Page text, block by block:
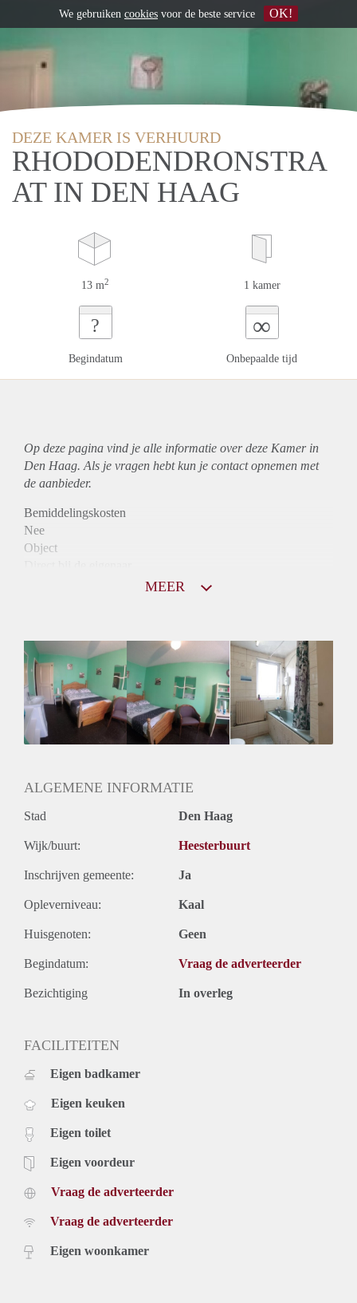
DEZE KAMER IS VERHUURD
RHODODENDRONSTRA
AT IN DEN HAAG
13 m2 1 kamer
?
Begindatum
∞
Onbepaalde tijd
Op deze pagina vind je alle informatie over deze Kamer in
Den Haag. Als je vragen hebt kun je contact opnemen met
de aanbieder.
Bemiddelingskosten
Nee
Object
Huurtoeslag
Niet mogelijk
Inkomen eis
N.V.T.
Huurtermijn
Onbepaalde termijn
MEER
ALGEMENE INFORMATIE
Stad Den Haag
Wijk/buurt: Heesterbuurt
Inschrijven gemeente: Ja
Opleverniveau: Kaal
Huisgenoten: Geen
Begindatum: Vraag de adverteerder
Bezichtiging In overleg
FACILITEITEN
Eigen badkamer
Eigen keuken
Eigen toilet
Eigen voordeur
Vraag de adverteerder
Vraag de adverteerder
Eigen woonkamer
We gebruiken cookies voor de beste service OK!